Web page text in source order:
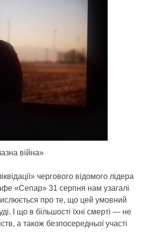
війна»
чергового відомого лідера
«Сепар» 31 серпня нам узагалі
про те, що цей умовний
І що в більшості їхні смерті — не
а також безпосередньої участі